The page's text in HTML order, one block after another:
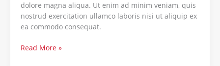
dolore magna aliqua. Ut enim ad minim veniam, quis
nostrud exercitation ullamco laboris nisi ut aliquip ex
ea commodo consequat.
Read More »